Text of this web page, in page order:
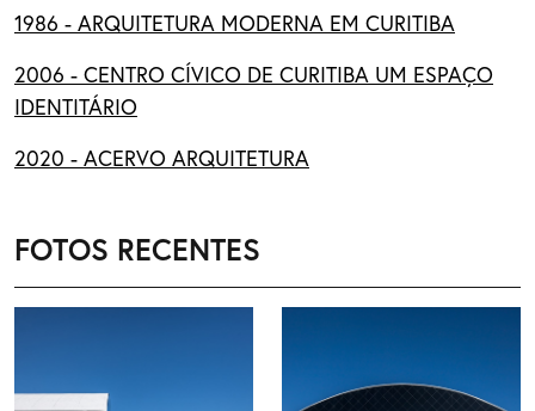
1986 - ARQUITETURA MODERNA EM CURITIBA
2006 - CENTRO CÍVICO DE CURITIBA UM ESPAÇO
IDENTITÁRIO
2020 - ACERVO ARQUITETURA
FOTOS RECENTES